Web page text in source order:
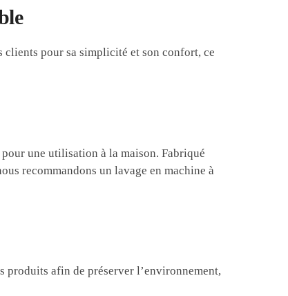
clients pour sa simplicité et son confort, ce
une utilisation à la maison. Fabriqué
recommandons un lavage en machine à
produits afin de préserver l’environnement,